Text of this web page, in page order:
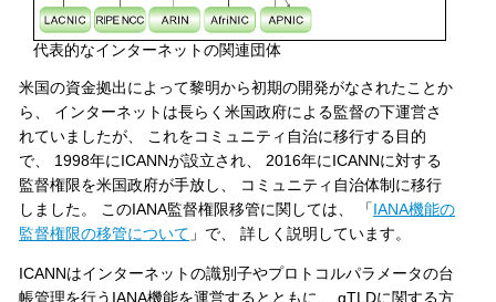
代表的なインターネットの関連団体
米国の資金拠出によって黎明から初期の開発がなされたことか
ら、 インターネットは長らく米国政府による監督の下運営さ
れていましたが、 これをコミュニティ自治に移行する目的
で、 1998年にICANNが設立され、 2016年にICANNに対する
監督権限を米国政府が手放し、 コミュニティ自治体制に移行
しました。 このIANA監督権限移管に関しては、 「IANA機能の
監督権限の移管について 」で、 詳しく説明しています。
ICANNはインターネットの識別子やプロトコルパラメータの台
帳管理を行うIANA機能を運営するとともに、 gTLDに関する方